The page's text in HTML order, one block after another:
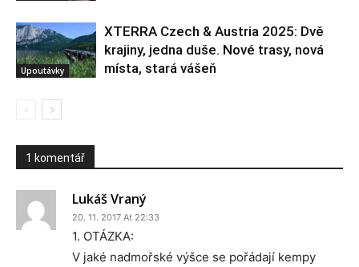
Upoutávky
XTERRA Czech & Austria 2025: Dvě
krajiny, jedna duše. Nové trasy, nová
místa, stará vášeň
1 komentář
Lukáš Vraný
20. 11. 2017 At 22:33
1. OTÁZKA:
V jaké nadmořské výšce se pořádají kempy